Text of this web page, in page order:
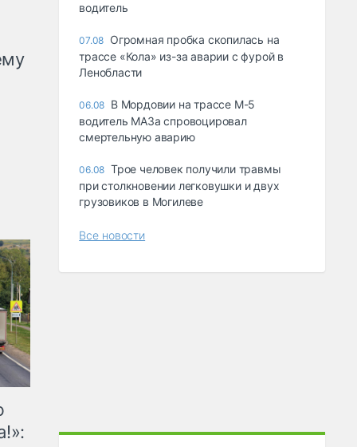
водитель
07.08 Огромная пробка скопилась на
трассе «Кола» из-за аварии с фурой в
Ленобласти
06.08 В Мордовии на трассе М-5
водитель МАЗа спровоцировал
смертельную аварию
06.08 Трое человек получили травмы
при столкновении легковушки и двух
грузовиков в Могилеве
Все новости